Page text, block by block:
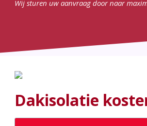
Wij sturen uw aanvraag door naar
Dakisolatie